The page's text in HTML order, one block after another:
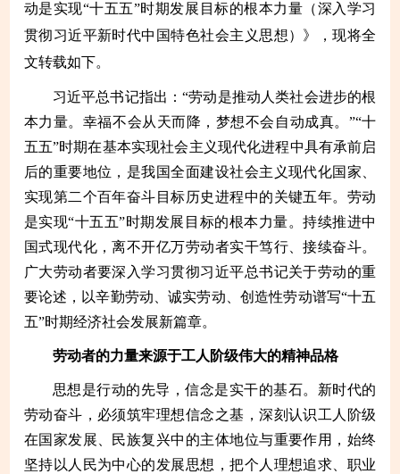
动是实现“十五五”时期发展目标的根本力量（深入学习
贯彻习近平新时代中国特色社会主义思想）》，现将全
文转载如下。
习近平总书记指出：“劳动是推动人类社会进步的根
本力量。幸福不会从天而降，梦想不会自动成真。”“十
五五”时期在基本实现社会主义现代化进程中具有承前启
后的重要地位，是我国全面建设社会主义现代化国家、
实现第二个百年奋斗目标历史进程中的关键五年。劳动
是实现“十五五”时期发展目标的根本力量。持续推进中
国式现代化，离不开亿万劳动者实干笃行、接续奋斗。
广大劳动者要深入学习贯彻习近平总书记关于劳动的重
要论述，以辛勤劳动、诚实劳动、创造性劳动谱写“十五
五”时期经济社会发展新篇章。
劳动者的力量来源于工人阶级伟大的精神品格
思想是行动的先导，信念是实干的基石。新时代的
劳动奋斗，必须筑牢理想信念之基，深刻认识工人阶级
在国家发展、民族复兴中的主体地位与重要作用，始终
坚持以人民为中心的发展思想，把个人理想追求、职业